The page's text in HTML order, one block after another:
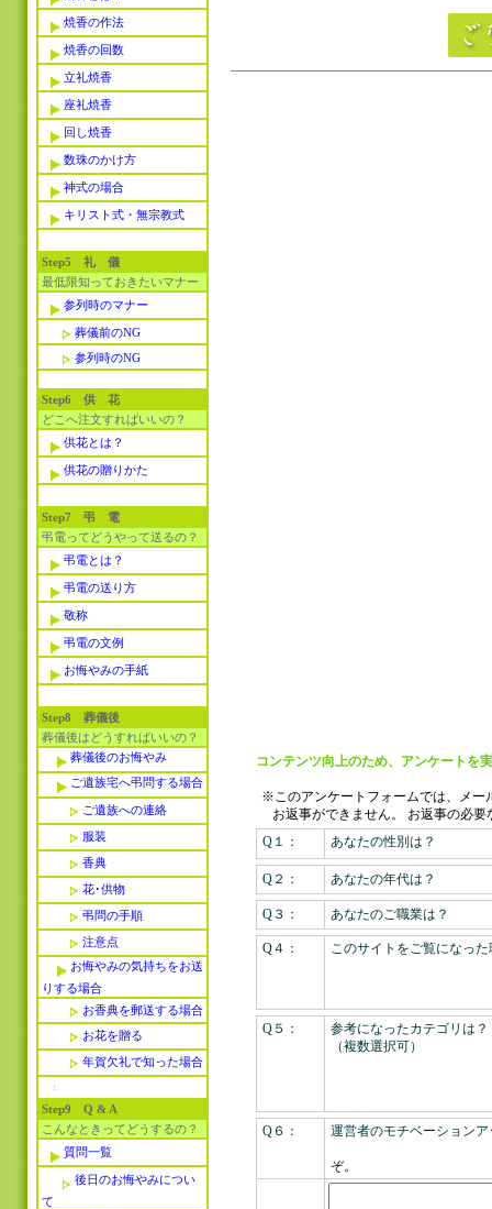
焼香の作法
焼香の回数
立礼焼香
座礼焼香
回し焼香
数珠のかけ方
神式の場合
キリスト式・無宗教式
Step5 礼 儀
最低限知っておきたいマナー
参列時のマナー
葬儀前のNG
参列時のNG
Step6 供 花
どこへ注文すればいいの？
供花とは？
供花の贈りかた
Step7 弔 電
弔電ってどうやって送るの？
弔電とは？
弔電の送り方
敬称
弔電の文例
お悔やみの手紙
Step8 葬儀後
葬儀後はどうすればいいの？
葬儀後のお悔やみ
ご遺族宅へ弔問する場合
ご遺族への連絡
服装
香典
花･供物
弔問の手順
注意点
お悔やみの気持ちをお送
りする場合
お香典を郵送する場合
お花を贈る
年賀欠礼で知った場合
Step9 Q & A
こんなときってどうするの？
質問一覧
後日のお悔やみについ
て
コンテンツ向上のため、アンケートを
※このアンケートフォームでは、メー
お返事ができません。
お返事の必要
Q１：
あなたの性別は？
Q２： あなたの年代は？
Q３： あなたのご職業は？
Q４： このサイトをご覧になっ
Q５：
参考になったカテゴリは？
（複数選択可）
Q６：
運営者のモチベーション
ぞ。